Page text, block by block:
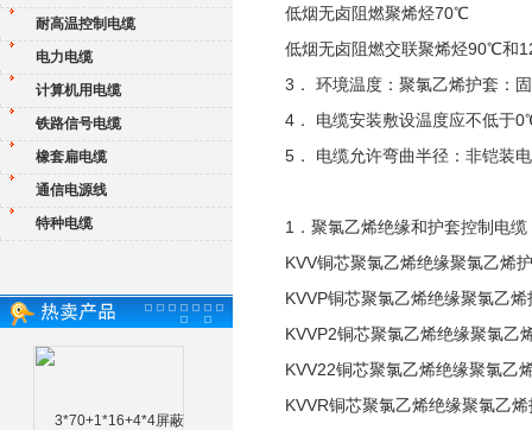
耐高温控制电缆
电力电缆
计算机用电缆
铁路信号电缆
橡套扁电缆
通信电源线
特种电缆
低烟无卤阻燃聚烯烃70℃
低烟无卤阻燃交联聚烯烃90℃和
3． 环境温度：聚氯乙烯护套：
4． 电缆安装敷设温度应不低于
5． 电缆允许弯曲半径：非铠装
1．聚氯乙烯绝缘和护套控制电缆
KVV铜芯聚氯乙烯绝缘聚氯乙烯
KVVP铜芯聚氯乙烯绝缘聚氯乙
KVVP2铜芯聚氯乙烯绝缘聚氯乙
KVV22铜芯聚氯乙烯绝缘聚氯乙
KVVR铜芯聚氯乙烯绝缘聚氯乙